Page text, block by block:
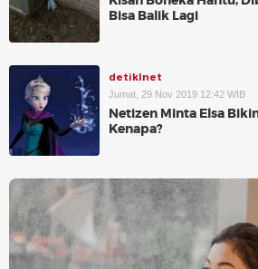
Bisa Balik Lagi
detikInet
Jumat, 29 Nov 2019 12:42 WIB
Netizen Minta Elsa
Kenapa?